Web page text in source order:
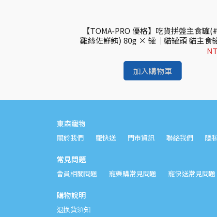
【TOMA-PRO 優格】吃貨拼盤主食罐
雞絲佐鮮鮪) 80g × 罐｜貓罐頭 貓主食
穀主食罐 全齡
加入購物車
東森寵物
關於我們 寵快送 門市資訊 聯絡我們 隱
常見問題
會員相關問題 寵樂購常見問題 寵快送常見問題
購物說明
退換貨須知